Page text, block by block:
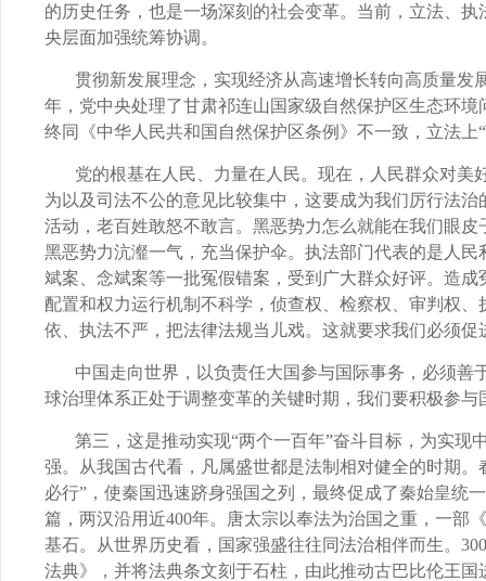
的历史任务，也是一场深刻的社会变革。当前，立法、
央层面加强统筹协调。
贯彻新发展理念，实现经济从高速增长转向高质量发
年，党中央处理了甘肃祁连山国家级自然保护区生态环
终同《中华人民共和国自然保护区条例》不一致，立法上“
党的根基在人民、力量在人民。现在，人民群众对
为以及司法不公的意见比较集中，这要成为我们厉行法
活动，老百姓敢怒不敢言。黑恶势力怎么就能在我们眼
黑恶势力沆瀣一气，充当保护伞。执法部门代表的是人
斌案、念斌案等一批冤假错案，受到广大群众好评。造
配置和权力运行机制不科学，侦查权、检察权、审判权
依、执法不严，把法律法规当儿戏。这就要求我们必须
中国走向世界，以负责任大国参与国际事务，必须
球治理体系正处于调整变革的关键时期，我们要积极参
第三，这是推动实现“两个一百年”奋斗目标，为实
强。从我国古代看，凡属盛世都是法制相对健全的时期
必行”，使秦国迅速跻身强国之列，最终促成了秦始皇统
篇，两汉沿用近400年。唐太宗以奉法为治国之重，一部
基石。从世界历史看，国家强盛往往同法治相伴而生。
法典》，并将法典条文刻于石柱，由此推动古巴比伦王